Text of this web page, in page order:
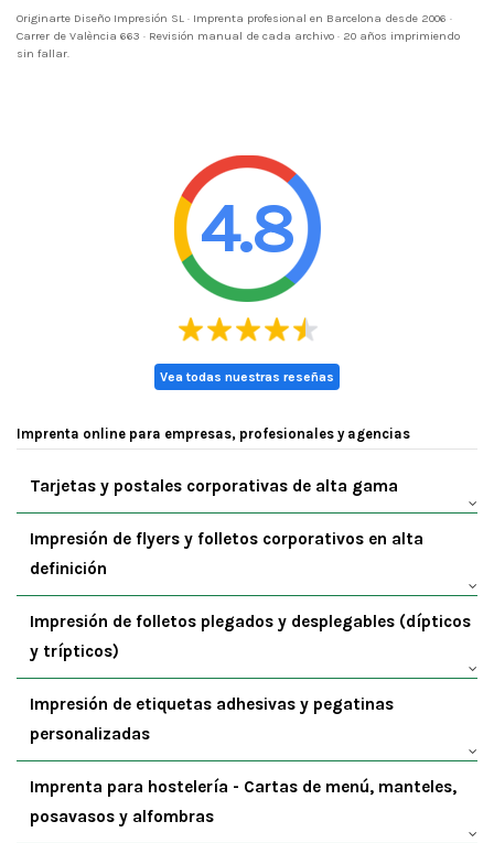
Originarte Diseño Impresión SL · Imprenta profesional en Barcelona desde 2006 ·
Carrer de València 663 · Revisión manual de cada archivo · 20 años imprimiendo
sin fallar.
4.8
Vea todas nuestras reseñas
Imprenta online para empresas, profesionales y agencias
Tarjetas y postales corporativas de alta gama
Impresión de flyers y folletos corporativos en alta
definición
Impresión de folletos plegados y desplegables (dípticos
y trípticos)
Impresión de etiquetas adhesivas y pegatinas
personalizadas
Imprenta para hostelería - Cartas de menú, manteles,
posavasos y alfombras